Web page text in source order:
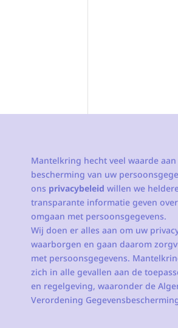
Mantelkring hecht veel waarde aan
bescherming van uw
ons privacybeleid willen we
transparante informatie geven
omgaan met persoonsgegevens.
Wij doen er alles aan om uw
waarborgen en gaan daarom
met persoonsgegevens.
zich in alle gevallen aan de
en regelgeving, waaronder de
Verordening